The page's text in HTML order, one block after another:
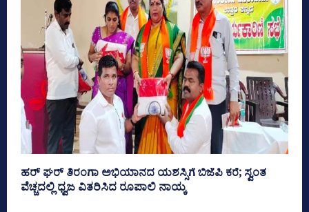
ಹರ್ ಘರ್ ತಿರಂಗಾ ಅಭಿಯಾನದ ಯಶಸ್ಸಿಗೆ ಬಿಜೆಪಿ ಕರೆ; ಸ್ವಂತ
ವೆಚ್ಚದಲ್ಲಿ ಧ್ವಜ ವಿತರಿಸಿದ ರೂಪಾಲಿ ನಾಯ್ಕ